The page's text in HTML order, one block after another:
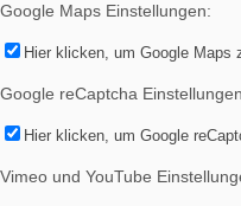
Google Maps Einstellungen:
Hier klicken, um Google Maps
Google reCaptcha
Hier klicken, um Google
Vimeo und YouTube